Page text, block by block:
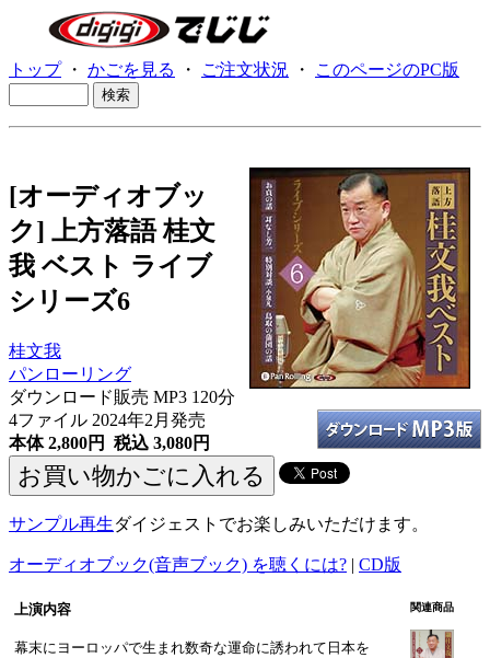
トップ・ かごを見る ・ ご注文状況 ・ このページのPC版
[オーディオブッ
ク] 上方落語 桂文
我 ベスト ライブ
シリーズ6
桂文我
パンローリング
ダウンロード販売 MP3 120分
4ファイル 2024年2月発売
本体 2,800円 税込 3,080円
サンプル再生ダイジェストでお楽しみいただけます。
オーディオブック(音声ブック) を聴くには? | CD版
上演内容
幕末にヨーロッパで生まれ数奇な運命に誘われて日本を
関連商品